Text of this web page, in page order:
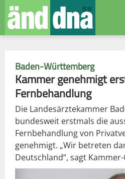
Baden-Württemberg
Kammer genehmigt
Fernbehandlung
Die Landesärztekammer
bundesweit erstmals die
Fernbehandlung von
genehmigt. „Wir betreten
Deutschland“, sagt